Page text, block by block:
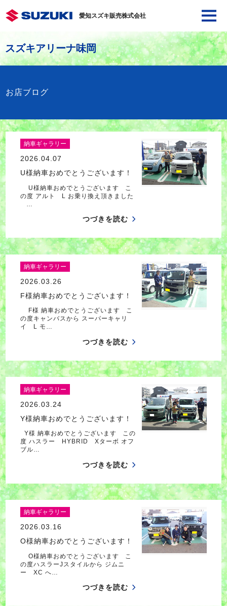
愛知スズキ販売株式会社
スズキアリーナ味岡
お店ブログ
納車ギャラリー
2026.04.07
U様納車おめでとうございます！
U様納車おめでとうございます こ
の度 アルト L お乗り換え頂きました
つづきを読む
納車ギャラリー
2026.03.26
F様納車おめでとうございます！
F様 納車おめでとうございます こ
の度キャンバスから スーパーキャリ
イ L モ…
つづきを読む
納車ギャラリー
2026.03.24
Y様納車おめでとうございます！
Y様 納車おめでとうございます この
度 ハスラー HYBRID Xターボ オフ
ブル…
つづきを読む
納車ギャラリー
2026.03.16
O様納車おめでとうございます！
O様納車おめでとうございます こ
の度ハスラーJスタイルから ジムニ
ー XC へ…
つづきを読む